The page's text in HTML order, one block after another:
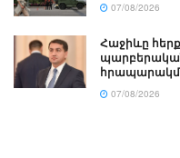
07/08/2026
Հաջիևը
07/08/2026